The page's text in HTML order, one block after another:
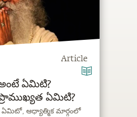
Article
ఏమిటి?
ఏమిటి?
ఆధ్యాత్మిక మార్గంలో